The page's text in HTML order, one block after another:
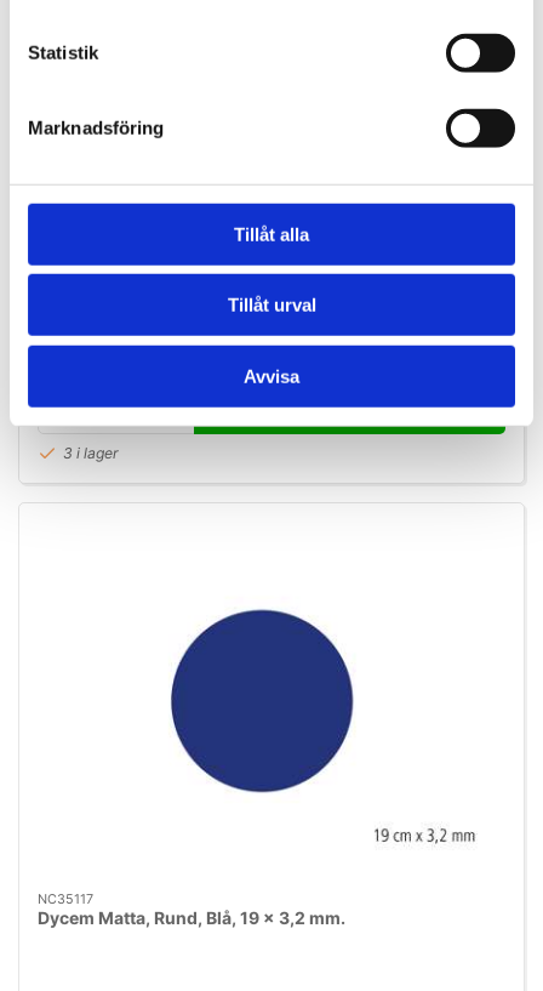
Statistik
Marknadsföring
Tillåt alla
Tillåt urval
Avvisa
Dycem matta på rulle, 20 cm bred, 1,8 m lång, blå.
SEK 481,25
Lägg i varukorg
3 i lager
NC35117
Dycem Matta, Rund, Blå, 19 x 3,2 mm.